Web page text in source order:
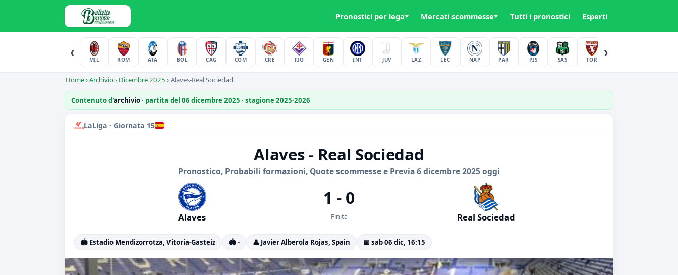
Pronostici per lega Mercati scommesse Tutti i pronostici Esperti
‹
MIL ROM ATA BOL CAG COM CRE FIO GEN INT JUV LAZ LEC NAP PAR PIS SAS TOR
›
Home›Archivio› Dicembre 2025 ›Alaves-Real Sociedad
Contenuto d'archivio· partita del 06 dicembre 2025 · stagione 2025-2026
LaLiga · Giornata 15
Alaves - Real Sociedad
Pronostico, Probabili formazioni, Quote scommesse e Previa 6 dicembre 2025 oggi
Alaves
1 - 0
Finita Real Sociedad
🏟️ Estadio Mendizorrotza, Vitoria-Gasteiz 🏟️ - 👤 Javier Alberola Rojas, Spain 📅 sab 06 dic, 16:15